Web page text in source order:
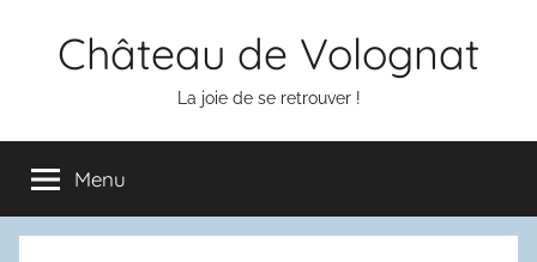
Château de Volognat
La joie de se retrouver !
Menu